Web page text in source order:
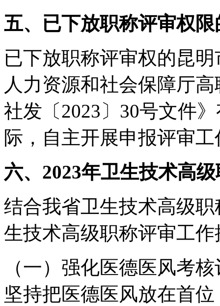
五、已下放职称评审权限
已下放职称评审权的昆
人力资源和社会保障厅
社发〔2023〕30号文件
际，自主开展申报评审
六、2023年卫生技术高
结合我省卫生技术高级
生技术高级职称评审工
（一）强化医德医风考
坚持把医德医风放在首